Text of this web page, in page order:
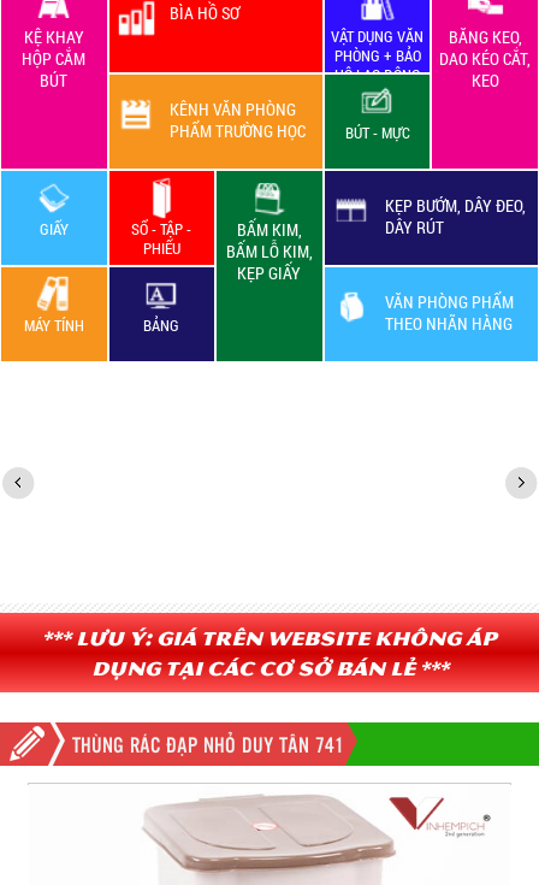
KỆ KHAY
HỘP CẮM
BÚT
BÌA HỒ SƠ
VẬT DỤNG VĂN
PHÒNG + BẢO
HỘ LAO ĐỘNG
BĂNG KEO,
DAO KÉO CẮT,
KEO
KÊNH VĂN PHÒNG
PHẨM TRƯỜNG HỌC
BÚT - MỰC
GIẤY
SỔ - TẬP -
PHIẾU
BẤM KIM,
BẤM LỖ KIM,
KẸP GIẤY
KẸP BƯỚM, DÂY ĐEO,
DÂY RÚT
VĂN PHÒNG PHẨM
THEO NHÃN HÀNG
MÁY TÍNH BẢNG
*** Lưu ý: Giá trên website không áp
dụng tại các cơ sở bán lẻ ***
THÙNG RÁC ĐẠP NHỎ DUY TÂN 741